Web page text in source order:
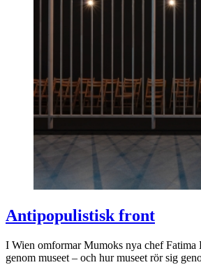
Antipopulistisk front
I Wien omformar Mumoks nya chef Fatima
genom museet – och hur museet rör sig